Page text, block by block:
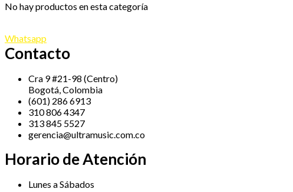
No hay productos en esta categoría
Whatsapp
Contacto
Cra 9 #21-98 (Centro)
Bogotá, Colombia
(601) 286 6913
310 806 4347
313 845 5527
gerencia@ultramusic.com.co
Horario de Atención
Lunes a Sábados